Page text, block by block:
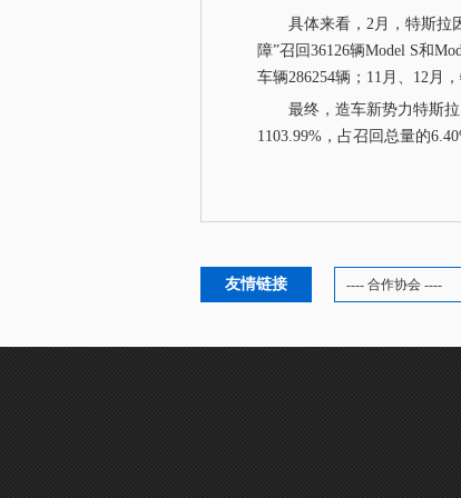
具体来看，2月，特斯拉因
障”召回36126辆Model S和
车辆286254辆；11月、12
最终，造车新势力特斯拉
1103.99%，占召回总量的
友情链接 ---- 合作协会 ----